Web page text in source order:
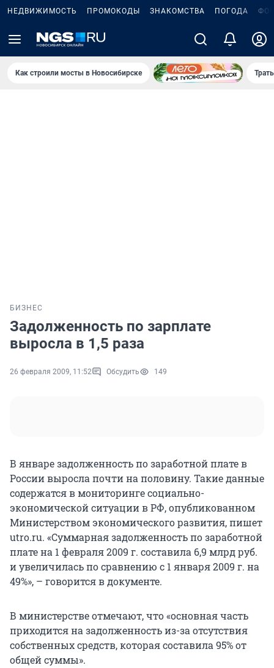
НЕДВИЖИМОСТЬ ПРОМОКОДЫ ЗНАКОМСТВА ПОГОДА
Как строили мосты в Новосибирске
БИЗНЕС
Задолженность по зарплате
выросла в 1,5 раза
26 февраля 2009, 11:52 Обсудить 149
В январе задолженность по заработной плате в
России выросла почти на половину. Такие данные
содержатся в мониторинге социально-
экономической ситуации в РФ, опубликованном
Министерством экономического развития, пишет
utro.ru. «Суммарная задолженность по заработной
плате на 1 февраля 2009 г. составила 6,9 млрд руб.
и увеличилась по сравнению с 1 января 2009 г. на
49%», – говорится в документе.
В министерстве отмечают, что «основная часть
приходится на задолженность из-за отсутствия
собственных средств, которая составила 95% от
общей суммы».